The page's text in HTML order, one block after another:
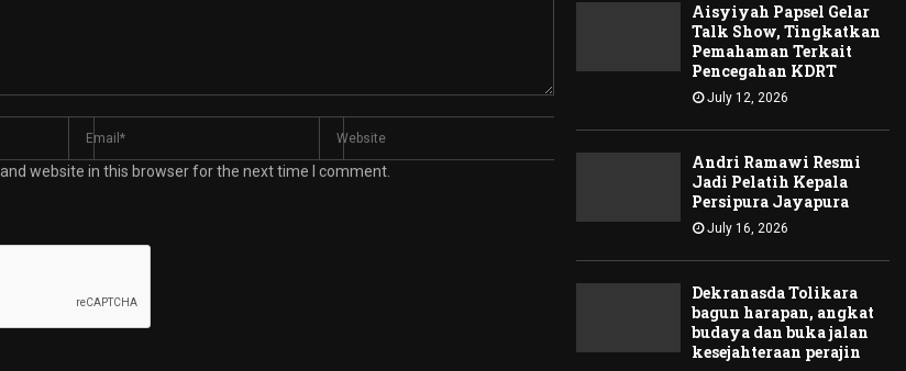
website in this browser for the next time I comment.
Aisyiyah Papsel Gelar
Talk Show, Tingkatkan
Pemahaman Terkait
Pencegahan KDRT
July 12, 2026
Andri Ramawi Resmi
Jadi Pelatih Kepala
Persipura Jayapura
July 16, 2026
Dekranasda Tolikara
bagun harapan, angkat
budaya dan buka jalan
kesejahteraan perajin